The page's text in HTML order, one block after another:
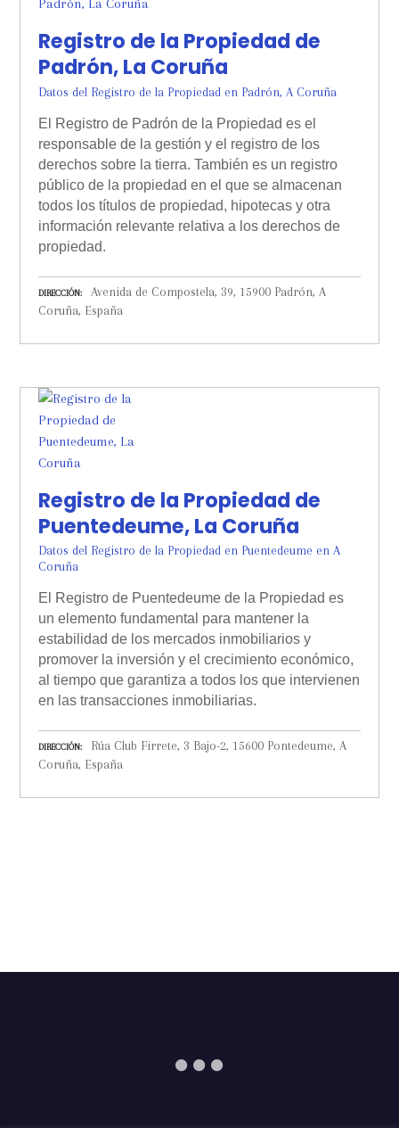
Registro de la Propiedad de
Padrón, La Coruña
Datos del Registro de la Propiedad en Padrón, A Coruña
El Registro de Padrón de la Propiedad es el
responsable de la gestión y el registro de los
derechos sobre la tierra. También es un registro
público de la propiedad en el que se almacenan
todos los títulos de propiedad, hipotecas y otra
información relevante relativa a los derechos de
propiedad.
DIRECCIÓN
Avenida de Compostela, 39, 15900 Padrón, A
Coruña, España
Registro de la Propiedad de
Puentedeume​​, La Coruña
Datos del Registro de la Propiedad en Puentedeume​​ en A
Coruña
El Registro de Puentedeume de la Propiedad es
un elemento fundamental para mantener la
estabilidad de los mercados inmobiliarios y
promover la inversión y el crecimiento económico,
al tiempo que garantiza a todos los que intervienen
en las transacciones inmobiliarias.
DIRECCIÓN
Rúa Club Firrete, 3 Bajo-2, 15600 Pontedeume, A
Coruña, España